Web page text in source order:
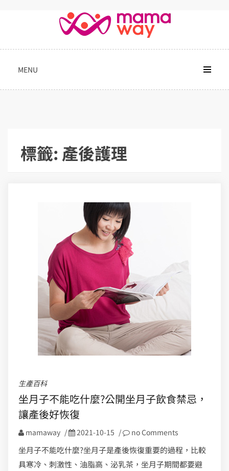
MENU
標籤: 產後護理
生產百科
坐月子不能吃什麼?公開坐月子飲食禁忌，
讓產後好恢復
mamaway / 2021-10-15 / no Comments
坐月子不能吃什麼?坐月子是產後恢復重要的過程，比較
具寒冷、刺激性、油脂高、泌乳茶，坐月子期間都要避